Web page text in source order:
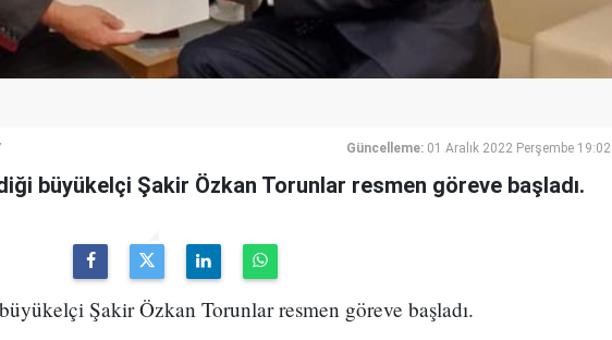
Güncelleme: 01 Aralık 2022 Perşembe 19:02
büyükelçi Şakir Özkan Torunlar resmen göreve başladı.
Şakir Özkan Torunlar resmen göreve başladı.